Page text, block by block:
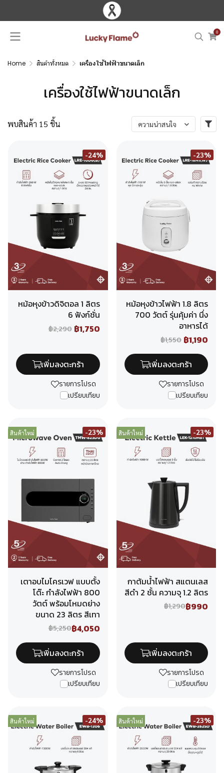
0
Home สินค้าทั้งหมด เครื่องใช้ไฟฟ้าขนาดเล็ก
เครื่องใช้ไฟฟ้าขนาดเล็ก
พบสินค้า 15 ชิ้น ความน่าสนใจ
-24%
หม้อหุงข้าวดิจิตอล 1 ลิตร
6 ฟังก์ชั่น
฿2,290 ฿1,750
เพิ่มลงตะกร้า
รายการโปรด
เปรียบเทียบ
-23%
หม้อหุงข้าวไฟฟ้า 1.8 ลิตร
700 วัตต์ รุ่นคุ้มค่า นึ่ง
อาหารได้
฿1,550 ฿1,190
เพิ่มลงตะกร้า
รายการโปรด
เปรียบเทียบ
สินค้าใหม่ -23%
เตาอบไมโครเวฟ แบบตั้ง
โต๊ะ กำลังไฟฟ้า 800
วัตต์ พร้อมโหมดย่าง
ขนาด 23 ลิตร สีเทา
฿5,250฿4,050
เพิ่มลงตะกร้า
รายการโปรด
เปรียบเทียบ
สินค้าใหม่ -23%
กาต้มน้ำไฟฟ้า สแตนเลส
สีดำ 2 ชั้น ความจุ 1.2 ลิตร
฿1,290฿990
เพิ่มลงตะกร้า
รายการโปรด
เปรียบเทียบ
สินค้าใหม่ -24% สินค้าใหม่ -23%